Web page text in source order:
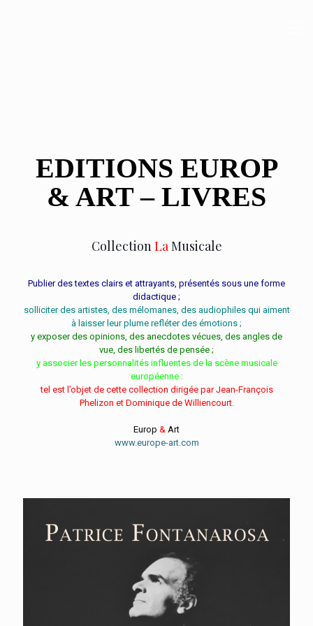
EDITIONS EUROP
& ART – LIVRES
CollectionLaMusicale
Publier des textes clairs et attrayants, présentés sous une forme
didactique ;
solliciter des artistes, des mélomanes, des audiophiles qui aiment
à laisser leur plume refléter des émotions ;
y exposer des opinions, des anecdotes vécues, des angles de
vue, des libertés de pensée ;
y associer les personnalités influentes de la scène musicale
européenne :
tel est l’objet de cette collection dirigée par Jean-François
Phelizon et Dominique de Williencourt.
Europ & Art
www.europe-art.com